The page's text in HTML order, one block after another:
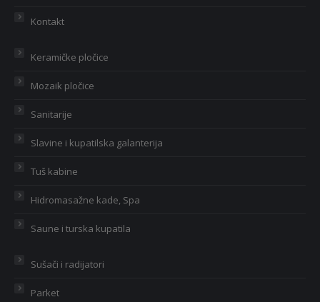
Kontakt
Keramičke pločice
Mozaik pločice
Sanitarije
Slavine i kupatilska galanterija
Tuš kabine
Hidromasažne kade, Spa
Saune i turska kupatila
Sušači i radijatori
Parket